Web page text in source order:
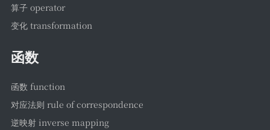
算子 operator
变化 transformation
函数
函数 function
对应法则 rule of correspondence
逆映射 inverse mapping